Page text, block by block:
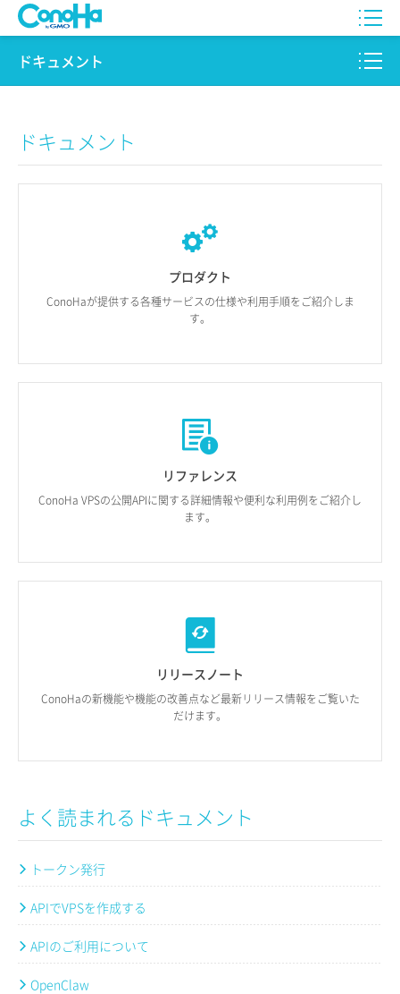
WING
for GAME
AI Canvas
ドキュメント
プロダクト
ドキュメント
プロダクト
ConoHaが提供する各種サービスの仕様や利用手順を ご紹介しま
す。
リファレンス
ConoHa VPSの公開APIに関する詳細情報や便利な利用例を ご紹介し
ます。
リリースノート
ConoHaの新機能や機能の改善点など最新リリース情報を ご覧いた
だけます。
よく読まれるドキュメント
トークン発行
APIでVPSを作成する
APIのご利用について
OpenClaw